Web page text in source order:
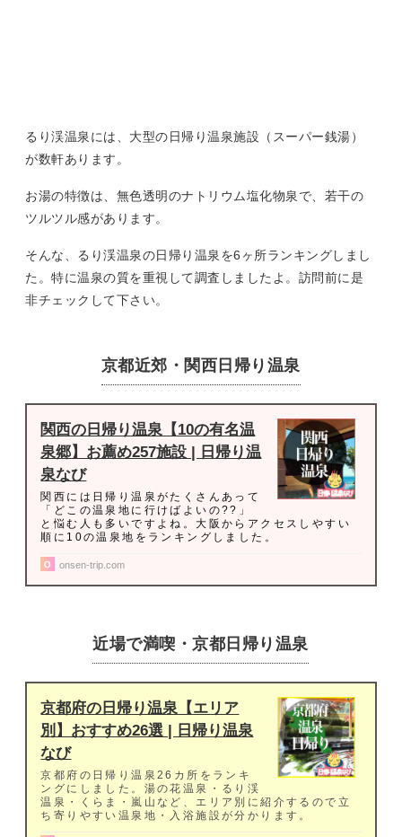
るり渓温泉には、大型の日帰り温泉施設（スーパー銭湯）
が数軒あります。
お湯の特徴は、無色透明のナトリウム塩化物泉で、若干の
ツルツル感があります。
そんな、るり渓温泉の日帰り温泉を6ヶ所ランキングしまし
た。特に温泉の質を重視して調査しましたよ。訪問前に是
非チェックして下さい。
京都近郊・関西日帰り温泉
関西の日帰り温泉【10の有名温
泉郷】お薦め257施設 | 日帰り温
泉なび
関西には日帰り温泉がたくさんあって
「どこの温泉地に行けばよいの??」
と悩む人も多いですよね。大阪からアクセスしやすい
順に10の温泉地をランキングしました。
onsen-trip.com
近場で満喫・京都日帰り温泉
京都府の日帰り温泉【エリア
別】おすすめ26選 | 日帰り温泉
なび
京都府の日帰り温泉26カ所をランキ
ングにしました。湯の花温泉・るり渓
温泉・くらま・嵐山など、エリア別に紹介するので立
ち寄りやすい温泉地・入浴施設が分かります。